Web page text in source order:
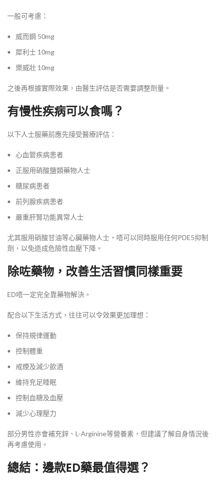
一般可考慮：
威而鋼 50mg
犀利士 10mg
樂威壯 10mg
之後再根據實際效果，由醫生評估是否需要調整劑量。
有慢性疾病可以食嗎？
以下人士服藥前應先接受醫療評估：
心血管疾病患者
正服用硝酸鹽類藥物人士
糖尿病患者
前列腺疾病患者
嚴重肝腎功能異常人士
尤其服用硝酸甘油等心臟藥物人士，唔可以同時服用任何PDE5抑制
劑，以免造成危險性血壓下降。
除咗藥物，改善生活習慣同樣重要
ED唔一定完全靠藥物解決。
配合以下生活方式，往往可以令效果更加理想：
保持規律運動
控制體重
戒煙及減少飲酒
維持充足睡眠
控制血糖及血壓
減少心理壓力
部分男性亦會補充鋅、L-Arginine等營養素，但建議了解自身情況後
再考慮使用。
總結：邊款ED藥最值得選？